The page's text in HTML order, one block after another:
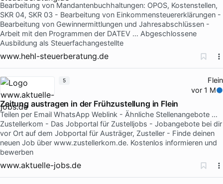
Bearbeitung von Mandantenbuchhaltungen: OPOS, Kostenstellen,
SKR 04, SKR 03 - Bearbeitung von Einkommensteuererklärungen -
Bearbeitung von Gewinnermittlungen und Jahresabschlüssen -
Arbeit mit den Programmen der DATEV … Abgeschlossene
Ausbildung als Steuerfachangestellte
www.hehl-steuerberatung.de
Flein
vor 1 M
Zeitung austragen in der Frühzustellung in Flein
Teilen per Email WhatsApp Weblink - Ähnliche Stellenangebote …
Zustellerkom - Das Jobportal für Zustelljobs - Jobangebote bei dir
vor Ort auf dem Jobportal für Austräger, Zusteller - Finde deinen
neuen Job über www.zustellerkom.de. Kostenlos informieren und
bewerben
www.aktuelle-jobs.de
5